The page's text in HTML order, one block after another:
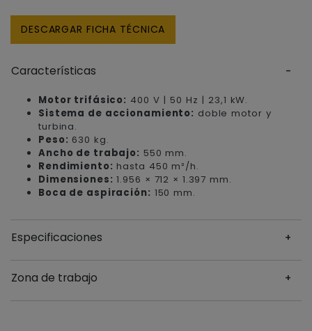
DESCARGAR FICHA TÉCNICA
Características
Motor trifásico: 400 V | 50 Hz | 23,1 kW.
Sistema de accionamiento: doble motor y
turbina.
Peso: 630 kg.
Ancho de trabajo: 550 mm.
Rendimiento: hasta 450 m²/h.
Dimensiones: 1.956 × 712 × 1.397 mm.
Boca de aspiración: 150 mm.
Especificaciones
Zona de trabajo